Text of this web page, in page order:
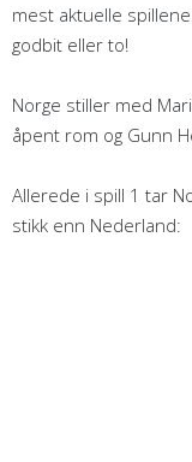
mest aktuelle
godbit eller to!
Norge stiller med
åpent rom og Gunn
Allerede i spill 1 tar
stikk enn Nederland: